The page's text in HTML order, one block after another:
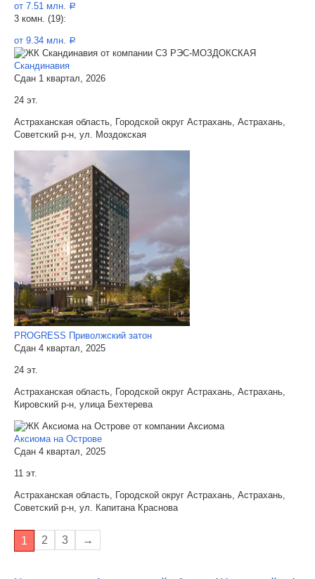
от 7.51 млн. a
3 комн. (19):
от 9.34 млн. a
Скандинавия
Сдан 1 квартал, 2026
24 эт.
Астраханская область, Городской округ Астрахань, Астрахань,
Советский р-н, ул. Моздокская
PROGRESS Приволжский затон
Сдан 4 квартал, 2025
24 эт.
Астраханская область, Городской округ Астрахань, Астрахань,
Кировский р-н, улица Бехтерева
Аксиома на Острове
Сдан 4 квартал, 2025
11 эт.
Астраханская область, Городской округ Астрахань, Астрахань,
Советский р-н, ул. Капитана Краснова
1 2 3 →